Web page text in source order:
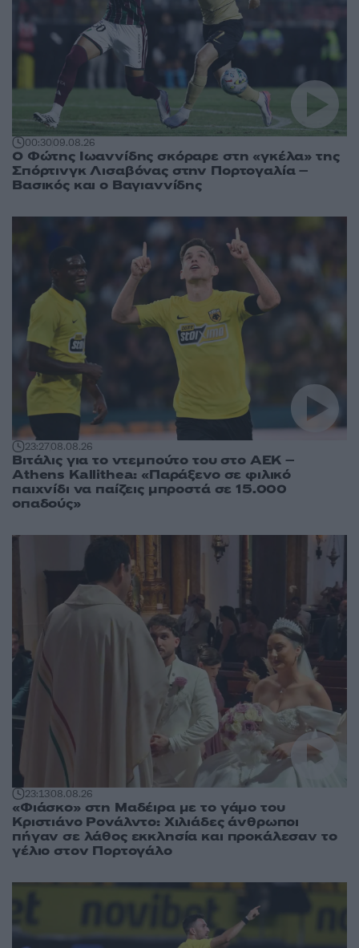
00:3009.08.26
Ο Φώτης Ιωαννίδης σκόραρε στη «γκέλα» της
Σπόρτινγκ Λισαβόνας στην Πορτογαλία –
Βασικός και ο Βαγιαννίδης
23:2708.08.26
Βιτάλις για το ντεμπούτο του στο ΑΕΚ –
Athens Kallithea: «Παράξενο σε φιλικό
παιχνίδι να παίζεις μπροστά σε 15.000
οπαδούς»
23:1308.08.26
«Φιάσκο» στη Μαδέιρα με το γάμο του
Κριστιάνο Ρονάλντο: Χιλιάδες άνθρωποι
πήγαν σε λάθος εκκλησία και προκάλεσαν το
γέλιο στον Πορτογάλο